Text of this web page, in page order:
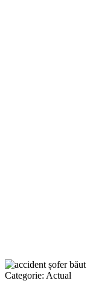
Categorie: Actual